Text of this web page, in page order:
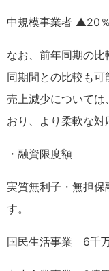
中規模事業者 ▲20％
なお、前年同期の
同期間との比較も
売上減少について
おり、より柔軟な対
・融資限度額
実質無利子・無担保
す。
国民生活事業 6千